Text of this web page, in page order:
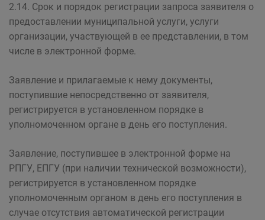
2.14. Срок и порядок регистрации запроса заявителя о
предоставлении муниципальной услуги, услуги
организации, участвующей в ее представлении, в том
числе в электронной форме.
Заявление и прилагаемые к нему документы,
поступившие непосредственно от заявителя,
регистрируется в установленном порядке в
уполномоченном органе в день его поступления.
Заявление, поступившее в электронной форме на
РПГУ, ЕПГУ (при наличии технической возможности),
регистрируется в установленном порядке
уполномоченным органом в день его поступления в
случае отсутствия автоматической регистрации